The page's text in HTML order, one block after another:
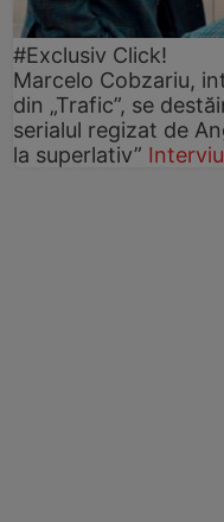
#Exclusiv Click!
Marcelo Cobzariu,
din „Trafic”, se
serialul regizat de
la superlativ”